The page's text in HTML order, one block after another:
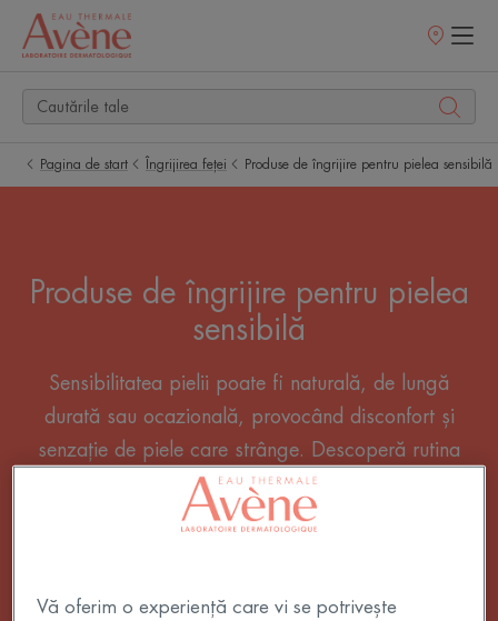
Retailerii
Pagina de start Îngrijirea feței Produse de îngrijire pentru pielea sensibilă
Produse de îngrijire pentru pielea
sensibilă
Sensibilitatea pielii poate fi naturală, de lungă
durată sau ocazională, provocând disconfort și
senzație de piele care strânge. Descoperă rutina
noastră pentru pielea sensibilă pentru a avea grijă
de pielea fragilă.
Vă oferim o experiență care vi se potrivește